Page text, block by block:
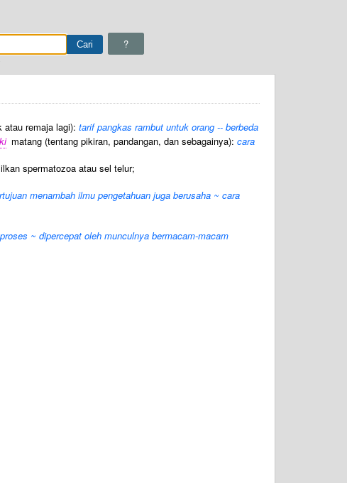
?
atau remaja lagi): tarif pangkas rambut untuk orang -- berbeda
ki matang (tentang pikiran, pandangan, dan sebagainya): cara
spermatozoa atau sel telur;
menambah ilmu pengetahuan juga berusaha ~ cara
proses ~ dipercepat oleh munculnya bermacam-macam